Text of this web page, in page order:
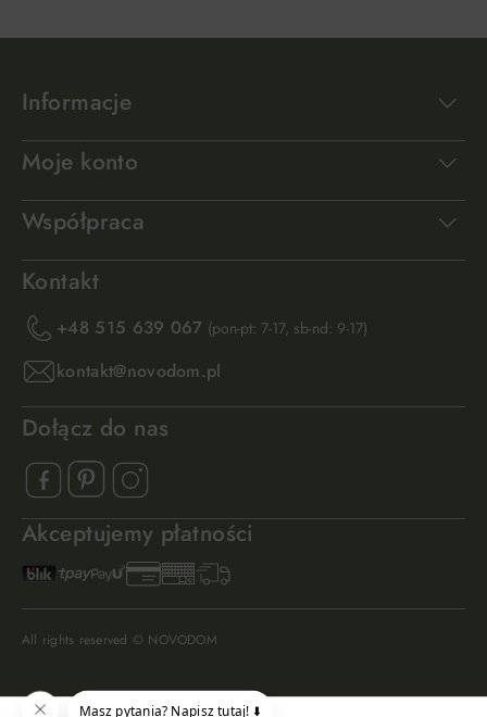
Informacje
Moje konto
Współpraca
Kontakt
+48 515 639 067 (pon-pt: 7-17, sb-nd: 9-17)
kontakt@novodom.pl
Dołącz do nas
Akceptujemy płatności
All rights reserved © NOVODOM